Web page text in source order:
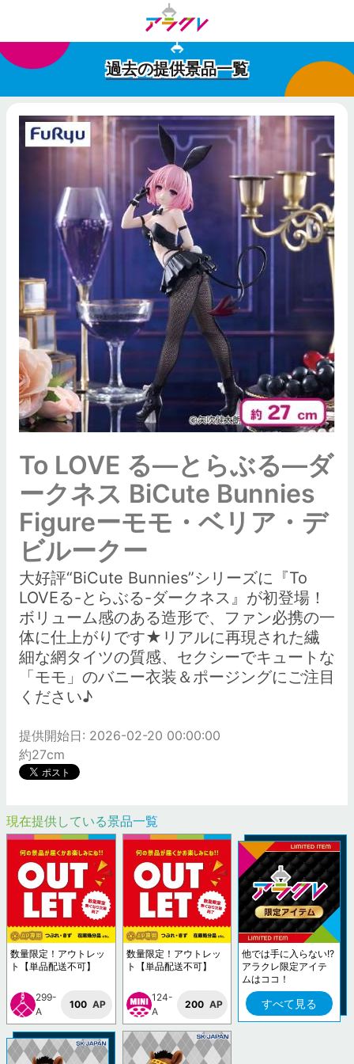
過去の提供景品一覧
To LOVE る―とらぶる―ダ
ークネス BiCute Bunnies
Figureーモモ・ベリア・デ
ビルークー
大好評“BiCute Bunnies”シリーズに『To
LOVEる-とらぶる-ダークネス』が初登場！
ボリューム感のある造形で、ファン必携の一
体に仕上がりです★リアルに再現された繊
細な網タイツの質感、セクシーでキュートな
「モモ」のバニー衣装＆ポージングにご注目
ください♪
提供開始日: 2026-02-20 00:00:00
約27cm
現在提供している景品一覧
数量限定！アウトレッ
ト【単品配送不可】
299-
A
100 AP
数量限定！アウトレッ
ト【単品配送不可】
124-
A
200 AP
他では手に入らない!?
アラクレ限定アイテ
ムはココ！
すべて見る